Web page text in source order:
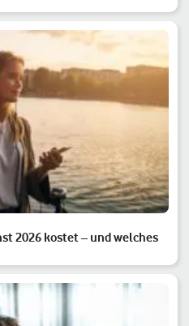
2026 kostet – und welches